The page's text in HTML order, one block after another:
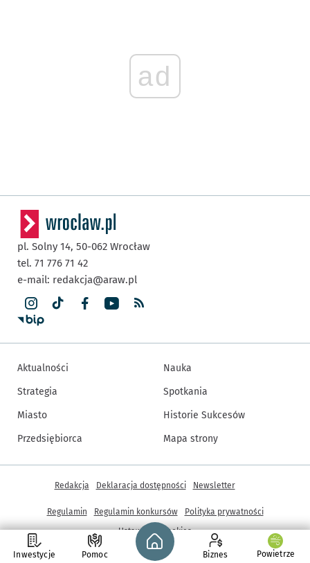
ad
Inwestycje Pomoc
Strona główna - wroclaw.pl
Biznes Powietrze
pl. Solny 14, 50-062 Wrocław
tel. 71 776 71 42
e-mail: redakcja@araw.pl
Aktualności
Strategia
Miasto
Przedsiębiorca
Nauka
Spotkania
Historie Sukcesów
Mapa strony
© Copyright 2005-2026, ARAW S.A., Gmina Wrocław
Inne informacje
Redakcja Deklaracja dostępności Newsletter
Regulamin Regulamin konkursów
Polityka prywatności
Ustawienia cookies